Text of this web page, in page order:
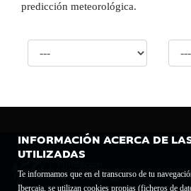
INFORMACIÓN ACERCA DE
UTILIZADAS
Te informamos que en el transcurso de tu
Ibercaja, se utilizan cookies propias (ficheros de
predicción meteorológica.